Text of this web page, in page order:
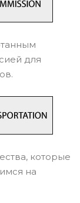
для
которые
на